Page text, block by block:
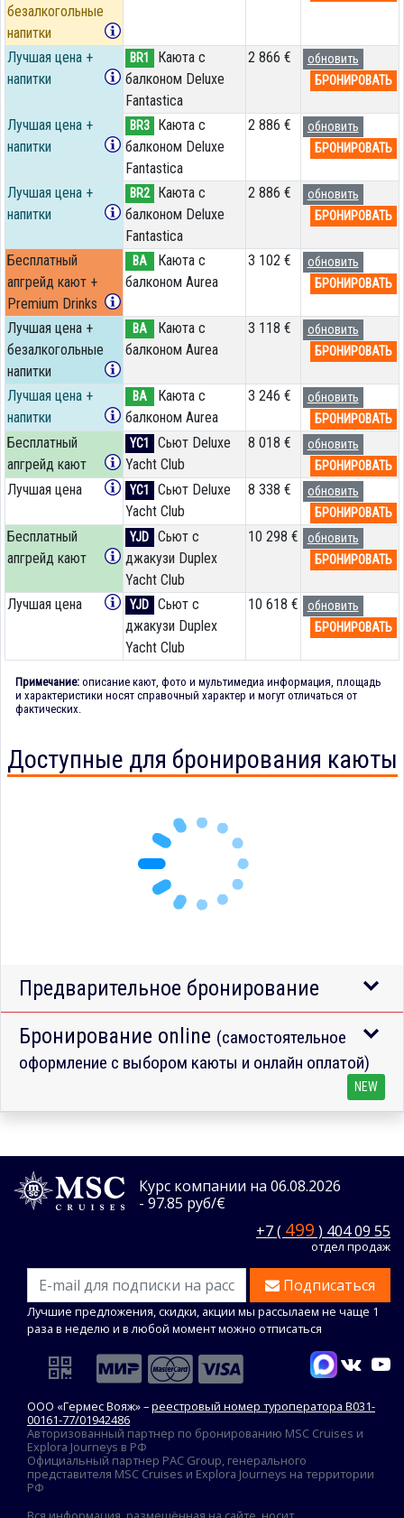
безалкогольные
напитки
Лучшая цена +
напитки
BR1
Каюта с
балконом Deluxe
Fantastica
2 866 €
обновить
БРОНИРОВАТЬ
Лучшая цена +
напитки
BR3
Каюта с
балконом Deluxe
Fantastica
2 886 €
обновить
БРОНИРОВАТЬ
Лучшая цена +
напитки
BR2
Каюта с
балконом Deluxe
Fantastica
2 886 €
обновить
БРОНИРОВАТЬ
Бесплатный
апгрейд кают +
Premium Drinks
BA
Каюта с
балконом Aurea
3 102 €
обновить
БРОНИРОВАТЬ
Лучшая цена +
безалкогольные
напитки
BA
Каюта с
балконом Aurea
3 118 €
обновить
БРОНИРОВАТЬ
Лучшая цена +
напитки
BA
Каюта с
балконом Aurea
3 246 €
обновить
БРОНИРОВАТЬ
Бесплатный
апгрейд кают
YC1
Сьют Deluxe
Yacht Club
8 018 €
обновить
БРОНИРОВАТЬ
Лучшая цена YC1
Сьют Deluxe
Yacht Club
8 338 €
обновить
БРОНИРОВАТЬ
Бесплатный
апгрейд кают
YJD
Сьют с
джакузи Duplex
Yacht Club
10 298 €
обновить
БРОНИРОВАТЬ
Лучшая цена YJD
Сьют с
джакузи Duplex
Yacht Club
10 618 €
обновить
БРОНИРОВАТЬ
Примечание: описание кают, фото и мультимедиа информация, площадь
и характеристики носят справочный характер и могут отличаться от
фактических.
Доступные для бронирования каюты
Предварительное бронирование
Бронирование online (самостоятельное
оформление с выбором каюты и онлайн оплатой)
NEW
Курс компании на 06.08.2026
- 97.85 руб/€
+7 ( 499 ) 404 09 55
отдел продаж
Подписаться
Лучшие предложения, скидки, акции мы рассылаем не чаще 1
раза в неделю и в любой момент можно отписаться
ООО «Гермес Вояж» –реестровый номер туроператора В031-
00161-77/01942486
Авторизованный партнер по бронированию MSC Cruises и
Explora Journeys в РФ
Официальный партнер PAC Group, генерального
представителя MSC Cruises и Explora Journeys на территории
РФ